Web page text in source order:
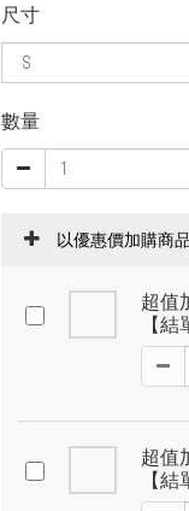
尺寸
數量
以優惠價加購商品
超值
【
超值
【